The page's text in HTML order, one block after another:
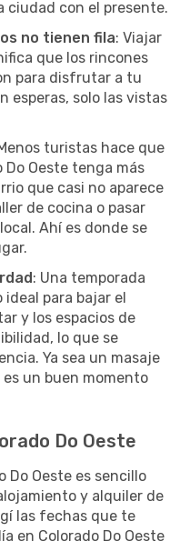
ciudad con el presente.
no tienen fila: Viajar
que los rincones
para disfrutar a tu
esperas, solo las vistas
turistas hace que
Oeste tenga más
que casi no aparece
de cocina o pasar
Ahí es donde se
: Una temporada
para bajar el
y los espacios de
lo que se
Ya sea un masaje
un buen momento
Do Oeste
Do Oeste es sencillo
y alquiler de
las fechas que te
en Colorado Do Oeste